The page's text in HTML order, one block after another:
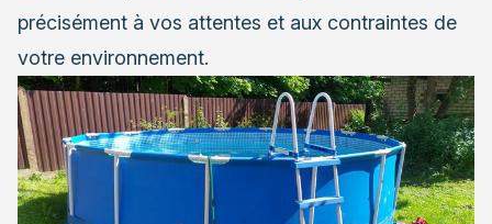
précisément à vos attentes et aux contraintes de
votre environnement.